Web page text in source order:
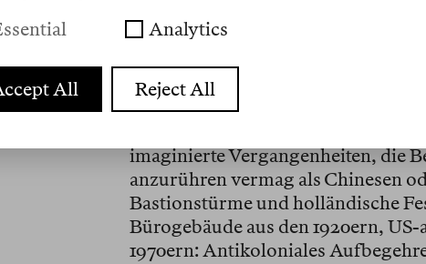
Der stählernen Kälte eines
setzen die Menschen in Taiwan
hingebungsvoll zelebrierte
Jahrhundertwende, Briefkästen
Kamera in einem Edelrestaurant.
imaginierte Vergangenheiten, die
anzurühren vermag als Chinesen
Bastionstürme und holländische
Bürogebäude aus den 1920ern,
1970ern: Antikoloniales
Analytics
All Reject All